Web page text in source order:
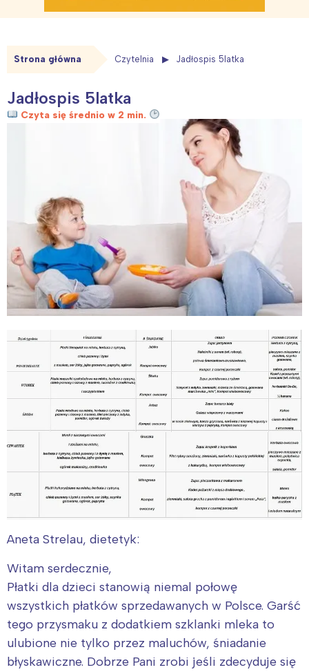
Strona główna Czytelnia Jadłospis 5latka
Jadłospis 5latka
Czyta się średnio w 2 min.
Aneta Strelau, dietetyk:
Witam serdecznie,
Płatki dla dzieci stanowią niemal połowę
wszystkich płatków sprzedawanych w Polsce. Garść
tego przysmaku z dodatkiem szklanki mleka to
ulubione nie tylko przez maluchów, śniadanie
błyskawiczne. Dobrze Pani zrobi jeśli zdecyduje się